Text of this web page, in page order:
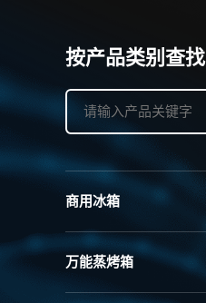
按产品类别查找
商用冰箱
万能蒸烤箱